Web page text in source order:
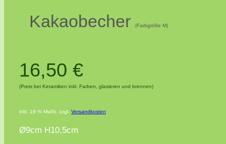
Kakaobecher (Farbgröße M)
16,50 €
(Preis bei Keramiken inkl. Farben, glasieren und brennen)
inkl. 19 % MwSt. zzgl. Versandkosten
Ø9cm H10,5cm